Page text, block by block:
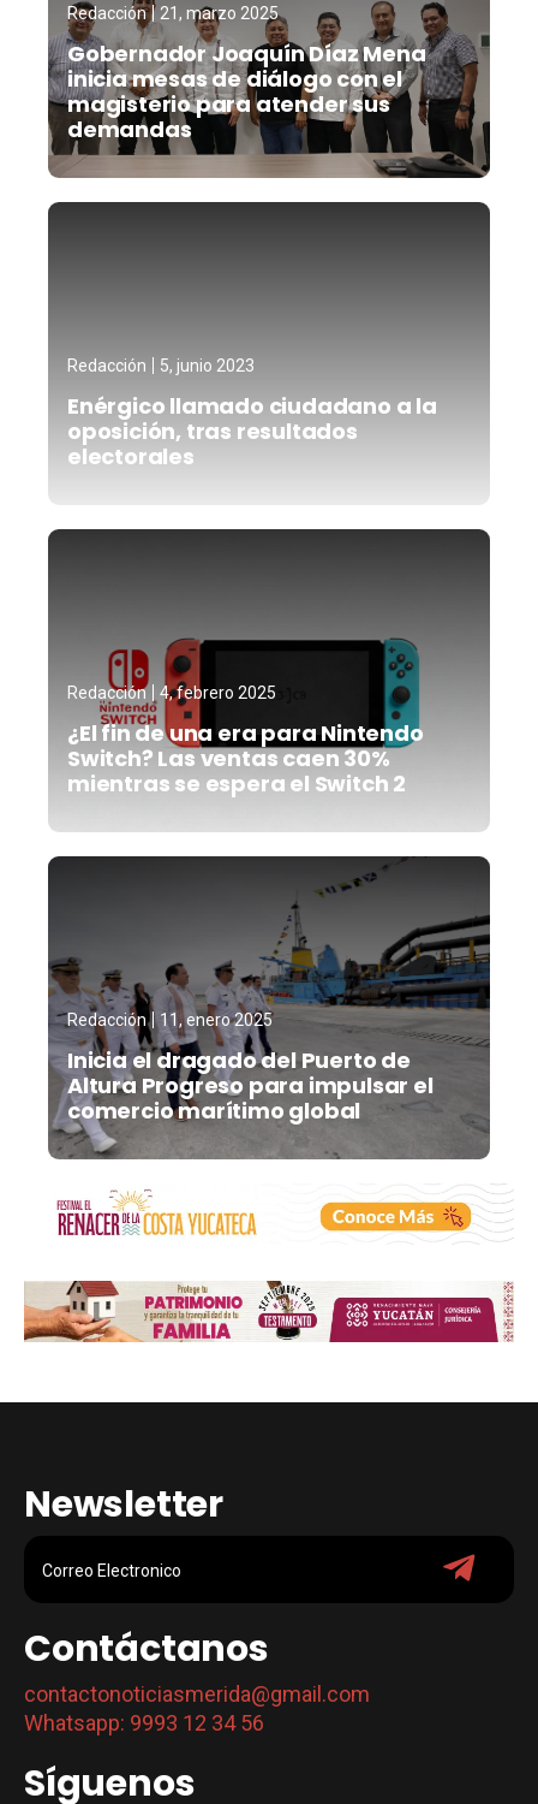
Redacción 21, marzo 2025
Gobernador Joaquín Díaz Mena
inicia mesas de diálogo con el
magisterio para atender sus
demandas
Redacción 5, junio 2023
Enérgico llamado ciudadano a la
oposición, tras resultados
electorales
Redacción 4, febrero 2025
¿El fin de una era para Nintendo
Switch? Las ventas caen 30%
mientras se espera el Switch 2
Redacción 11, enero 2025
Inicia el dragado del Puerto de
Altura Progreso para impulsar el
comercio marítimo global
Newsletter
Contáctanos
contactonoticiasmerida@gmail.com
Whatsapp: 9993 12 34 56
Síguenos